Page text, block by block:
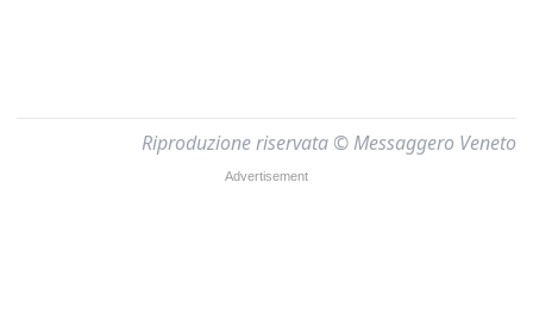
Riproduzione riservata © Messaggero Veneto